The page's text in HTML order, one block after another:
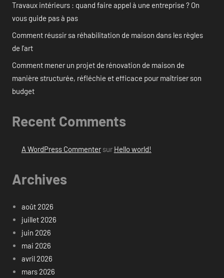
Travaux intérieurs : quand faire appel à une entreprise ? On
vous guide pas à pas
Comment réussir sa réhabilitation de maison dans les règles
de l’art
Comment mener un projet de rénovation de maison de
manière structurée, réfléchie et efficace pour maîtriser son
budget
Recent Comments
A WordPress Commentersur Hello world!
Archives
août 2026
juillet 2026
juin 2026
mai 2026
avril 2026
mars 2026